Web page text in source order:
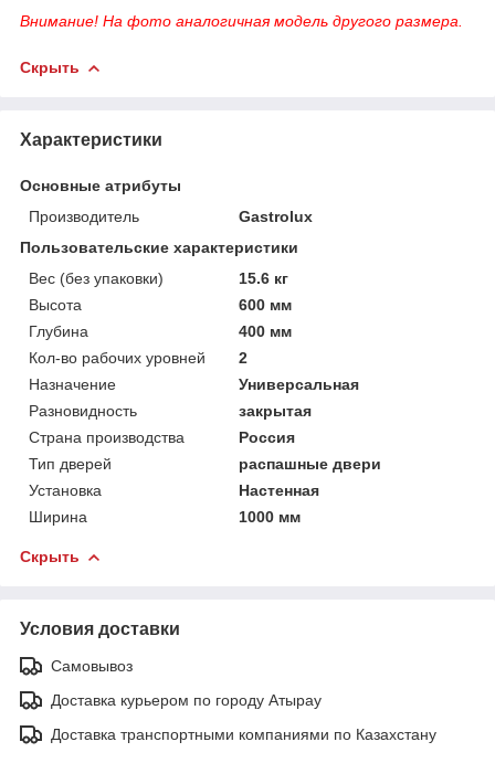
Внимание! На фото аналогичная модель другого размера.
Скрыть
Характеристики
Основные атрибуты
Производитель
Gastrolux
Пользовательские характеристики
Вес (без упаковки)
15.6 кг
Высота
600 мм
Глубина
400 мм
Кол-во рабочих уровней
2
Назначение
Универсальная
Разновидность
закрытая
Страна производства
Россия
Тип дверей
распашные двери
Установка
Настенная
Ширина
1000 мм
Скрыть
Условия доставки
Самовывоз
Доставка курьером по городу Атырау
Доставка транспортными компаниями по Казахстану